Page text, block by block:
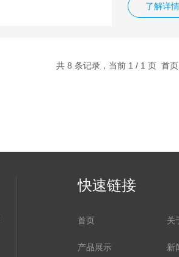
了解详情
共 8 条记录，当前 1 / 1 页 首
快速链接
首页 关
产品展示 新